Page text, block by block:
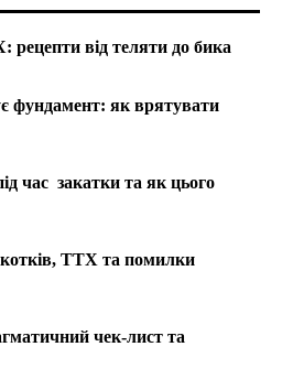
від теляти до бика
фундамент: як врятувати
час закатки та як цього
ТТХ та помилки
чек-лист та